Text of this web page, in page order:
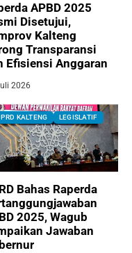
APBD 2025
Disetujui,
Kalteng
Transparansi
Efisiensi Anggaran
2026
KALTENG LEGISLATIF
Bahas Raperda
2025, Wagub
Jawaban